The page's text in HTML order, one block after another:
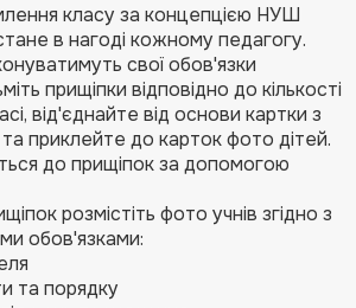
класу за концепцією НУШ
в нагоді кожному педагогу.
свої обов'язки
прищіпки відповідно до кількості
від'єднайте від основи картки з
приклейте до карток фото дітей.
до прищіпок за допомогою
розмістіть фото учнів згідно з
обов'язками:
та порядку